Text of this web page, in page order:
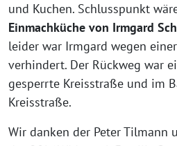
und Kuchen. Schlusspunkt
Einmachküche von Irmgard
leider war Irmgard wegen
verhindert. Der Rückweg war
gesperrte Kreisstraße und im
Kreisstraße.
Wir danken der Peter Tilmann